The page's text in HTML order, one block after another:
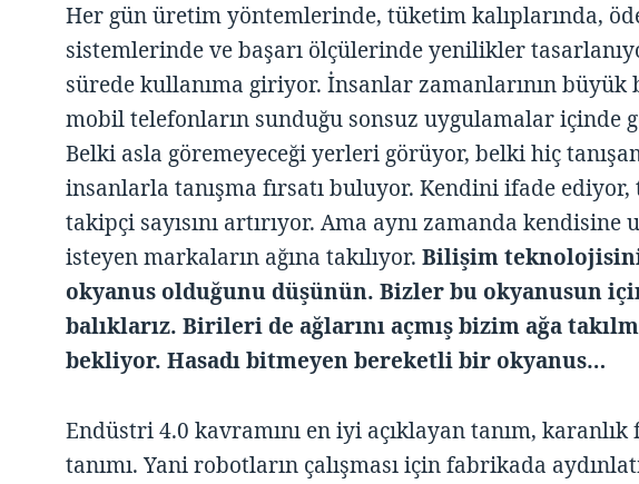
Her gün üretim yöntemlerinde, tüketim kalıplarında,
sistemlerinde ve başarı ölçülerinde yenilikler
sürede kullanıma giriyor. İnsanlar zamanlarının büyük
mobil telefonların sunduğu sonsuz uygulamalar içinde
Belki asla göremeyeceği yerleri görüyor, belki hiç
insanlarla tanışma fırsatı buluyor. Kendini ifade ediyor,
takipçi sayısını artırıyor. Ama aynı zamanda kendisine
isteyen markaların ağına takılıyor.Bilişim
okyanus olduğunu düşünün. Bizler bu okyanusun
balıklarız. Birileri de ağlarını açmış bizim ağa
bekliyor. Hasadı bitmeyen bereketli bir okyanus…
Endüstri 4.0 kavramını en iyi açıklayan tanım,
tanımı. Yani robotların çalışması için fabrikada